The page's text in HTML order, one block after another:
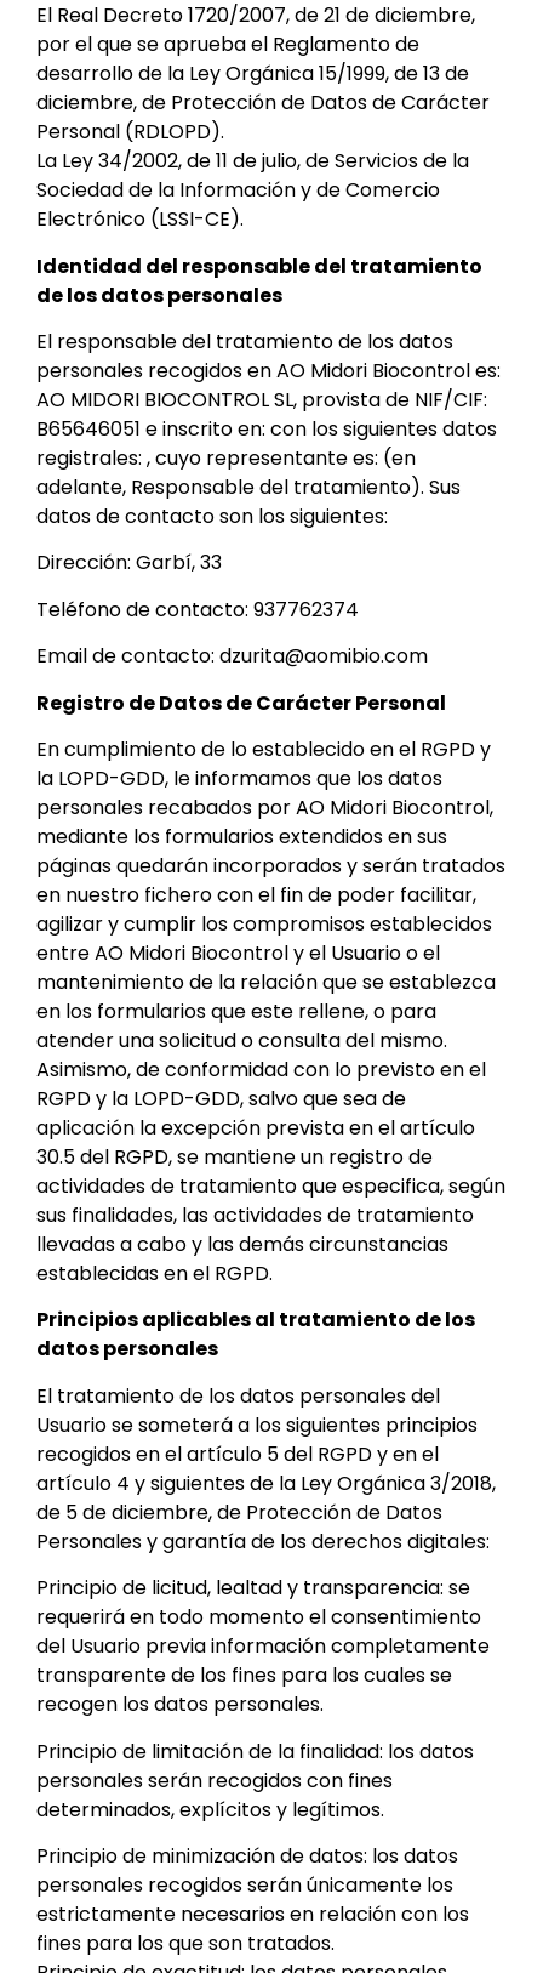
El Real Decreto 1720/2007, de 21 de diciembre,
por el que se aprueba el Reglamento de
desarrollo de la Ley Orgánica 15/1999, de 13 de
diciembre, de Protección de Datos de Carácter
Personal (RDLOPD).
La Ley 34/2002, de 11 de julio, de Servicios de la
Sociedad de la Información y de Comercio
Electrónico (LSSI-CE).
Identidad del responsable del tratamiento
de los datos personales
El responsable del tratamiento de los datos
personales recogidos en AO Midori Biocontrol es:
AO MIDORI BIOCONTROL SL, provista de NIF/CIF:
B65646051 e inscrito en: con los siguientes datos
registrales: , cuyo representante es: (en
adelante, Responsable del tratamiento). Sus
datos de contacto son los siguientes:
Dirección: Garbí, 33
Teléfono de contacto: 937762374
Email de contacto: dzurita@aomibio.com
Registro de Datos de Carácter Personal
En cumplimiento de lo establecido en el RGPD y
la LOPD-GDD, le informamos que los datos
personales recabados por AO Midori Biocontrol,
mediante los formularios extendidos en sus
páginas quedarán incorporados y serán tratados
en nuestro fichero con el fin de poder facilitar,
agilizar y cumplir los compromisos establecidos
entre AO Midori Biocontrol y el Usuario o el
mantenimiento de la relación que se establezca
en los formularios que este rellene, o para
atender una solicitud o consulta del mismo.
Asimismo, de conformidad con lo previsto en el
RGPD y la LOPD-GDD, salvo que sea de
aplicación la excepción prevista en el artículo
30.5 del RGPD, se mantiene un registro de
actividades de tratamiento que especifica, según
sus finalidades, las actividades de tratamiento
llevadas a cabo y las demás circunstancias
establecidas en el RGPD.
Principios aplicables al tratamiento de los
datos personales
El tratamiento de los datos personales del
Usuario se someterá a los siguientes principios
recogidos en el artículo 5 del RGPD y en el
artículo 4 y siguientes de la Ley Orgánica 3/2018,
de 5 de diciembre, de Protección de Datos
Personales y garantía de los derechos digitales:
Principio de licitud, lealtad y transparencia: se
requerirá en todo momento el consentimiento
del Usuario previa información completamente
transparente de los fines para los cuales se
recogen los datos personales.
Principio de limitación de la finalidad: los datos
personales serán recogidos con fines
determinados, explícitos y legítimos.
Principio de minimización de datos: los datos
personales recogidos serán únicamente los
estrictamente necesarios en relación con los
fines para los que son tratados.